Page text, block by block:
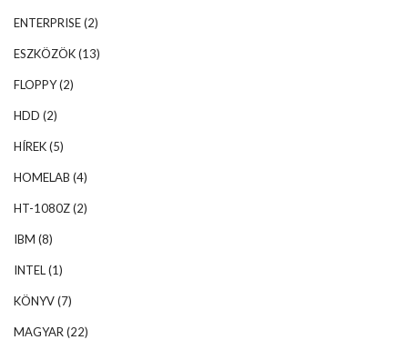
ENTERPRISE(2)
ESZKÖZÖK(13)
FLOPPY(2)
HDD (2)
HÍREK(5)
HOMELAB (4)
HT-1080Z(2)
IBM (8)
INTEL(1)
KÖNYV(7)
MAGYAR (22)